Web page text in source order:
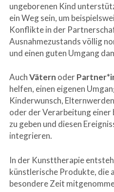
ungeborenen Kind
ein Weg sein, um
Konflikte in der
Ausnahmezustands völlig
und einen guten Umgang
AuchVätern oder
helfen, einen eigenen
Kinderwunsch,
oder der Verarbeitung einer
zu geben und diesen
integrieren.
In der Kunsttherapie
künstlerische Produkte, die
besondere Zeit